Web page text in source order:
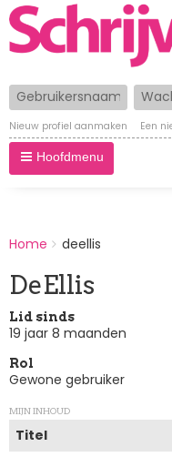
Gebruikersnaam
Nieuw profiel aanmaken Een
Hoofdmenu
BREADCRUMBS
You
here:
Home deellis
DeEllis
Lid sinds
19 jaar 8 maanden
Rol
Gewone gebruiker
MIJN INHOUD
Titel